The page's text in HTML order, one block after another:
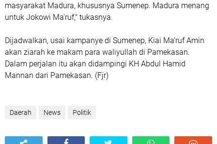
masyarakat Madura, khususnya Sumenep. Madura menang
untuk Jokowi Ma'ruf," tukasnya.
Dijadwalkan, usai kampanye di Sumenep, Kiai Ma'ruf Amin
akan ziarah ke makam para waliyullah di Pamekasan.
Dalam perjalan itu akan didampingi KH Abdul Hamid
Mannan dari Pamekasan. (Fjr)
Daerah News Politik